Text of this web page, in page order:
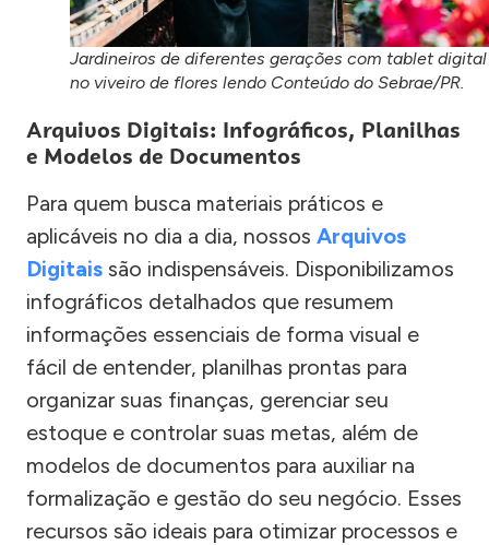
Jardineiros de diferentes gerações com tablet digital
no viveiro de flores lendo Conteúdo do Sebrae/PR.
Arquivos Digitais: Infográficos, Planilhas
e Modelos de Documentos
Para quem busca materiais práticos e
aplicáveis no dia a dia, nossos Arquivos
Digitais são indispensáveis. Disponibilizamos
infográficos detalhados que resumem
informações essenciais de forma visual e
fácil de entender, planilhas prontas para
organizar suas finanças, gerenciar seu
estoque e controlar suas metas, além de
modelos de documentos para auxiliar na
formalização e gestão do seu negócio. Esses
recursos são ideais para otimizar processos e